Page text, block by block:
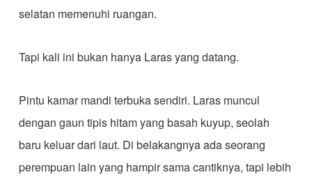
selatan memenuhi ruangan.
Tapi kali ini bukan hanya Laras yang datang.
Pintu kamar mandi terbuka sendiri. Laras muncul
dengan gaun tipis hitam yang basah kuyup, seolah
baru keluar dari laut. Di belakangnya ada seorang
perempuan lain yang hampir sama cantiknya, tapi lebih